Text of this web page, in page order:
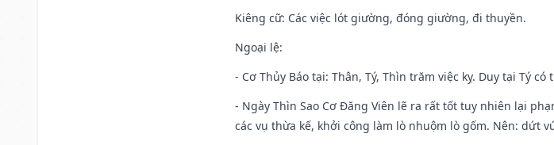
Kiêng cữ: Các việc lót giường, đóng giường, đi thuyền.
Ngoại lệ:
- Cơ Thủy Báo tại: Thân, Tý, Thìn trăm việc kỵ. Duy tại Tý có
- Ngày Thìn Sao Cơ Đăng Viên lẽ ra rất tốt tuy nhiên lại
các vụ thừa kế, khởi công làm lò nhuộm lò gốm. Nên: dứt